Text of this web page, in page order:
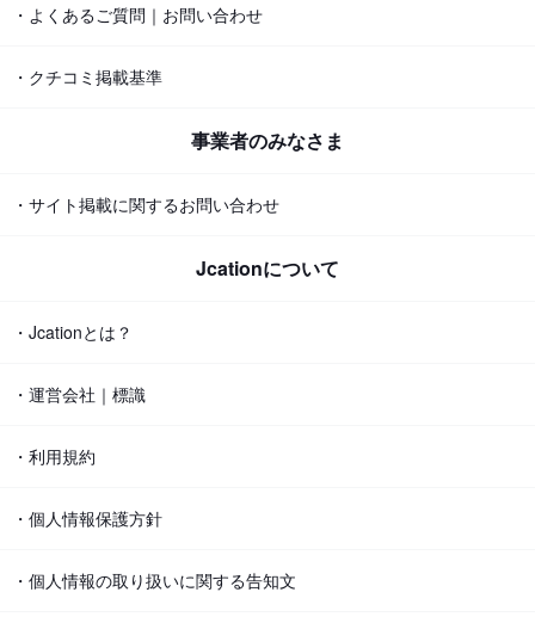
・よくあるご質問｜お問い合わせ
・クチコミ掲載基準
事業者のみなさま
・サイト掲載に関するお問い合わせ
Jcationについて
・Jcationとは？
・運営会社｜標識
・利用規約
・個人情報保護方針
・個人情報の取り扱いに関する告知文